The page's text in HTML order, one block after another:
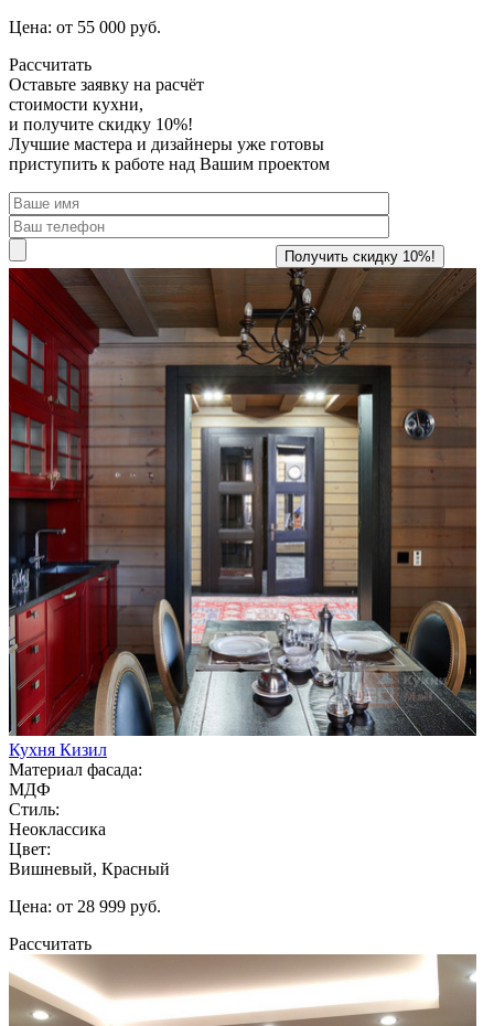
Цена: от 55 000 руб.
Рассчитать
Оставьте заявку на расчёт
стоимости кухни,
и получите скидку 10%!
Лучшие мастера и дизайнеры уже готовы
приступить к работе над Вашим проектом
Кухня Кизил
Материал фасада:
МДФ
Стиль:
Неоклассика
Цвет:
Вишневый, Красный
Цена: от 28 999 руб.
Рассчитать